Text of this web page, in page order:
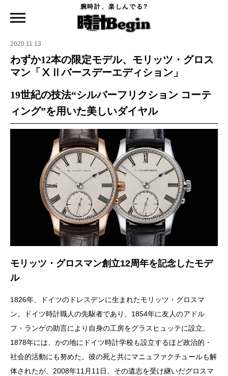
腕時計、楽しんでる?
わずか12本の限定モデル、モリッツ・グロスマン「ⅩⅡバースデーエディション」
2020.11.13
わずか12本の限定モデル、モリッツ・グロス
マン「ⅩⅡバースデーエディション」
19世紀の技法“シルバーフリクション コーテ
ィング”を用いた美しいダイヤル
モリッツ・グロスマン創立12周年を記念したモデ
ル
1826年、ドイツのドレスデンに生まれたモリッツ・グロスマ
ン。ドイツ時計職人の先駆者であり、1854年に友人のアドル
フ・ランゲの助言により自身の工房をグラスヒュッテに設立。
1878年には、かの地にドイツ時計学校も設立するほど政治的・
社会的活動にも努めた。彼の死と共にマニュファクチュールも解
体されたが、2008年11月11日、その遺志を受け継いだグロスマ